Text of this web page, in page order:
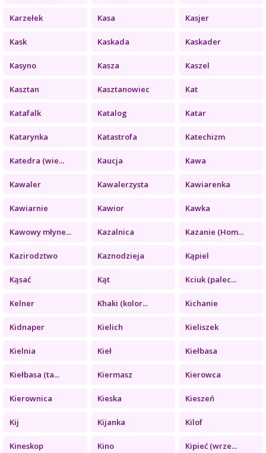
Karzełek Kasa Kasjer
Kask Kaskada Kaskader
Kasyno Kasza Kaszel
Kasztan Kasztanowiec Kat
Katafalk Katalog Katar
Katarynka Katastrofa Katechizm
Katedra (wie... Kaucja Kawa
Kawaler Kawalerzysta Kawiarenka
Kawiarnie Kawior Kawka
Kawowy młyne... Kazalnica Kazanie (Hom...
Kazirodztwo Kaznodzieja Kąpiel
Kąsać Kąt Kciuk (palec...
Kelner Khaki (kolor... Kichanie
Kidnaper Kielich Kieliszek
Kielnia Kieł Kiełbasa
Kiełbasa (ta... Kiermasz Kierowca
Kierownica Kieska Kieszeń
Kij Kijanka Kilof
Kineskop Kino Kipieć (wrze...